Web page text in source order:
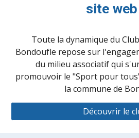
site
Toute la dynamique du
Bondoufle repose sur
du milieu associatif qui
promouvoir le "Sport pour
la commune de
Découvrir le